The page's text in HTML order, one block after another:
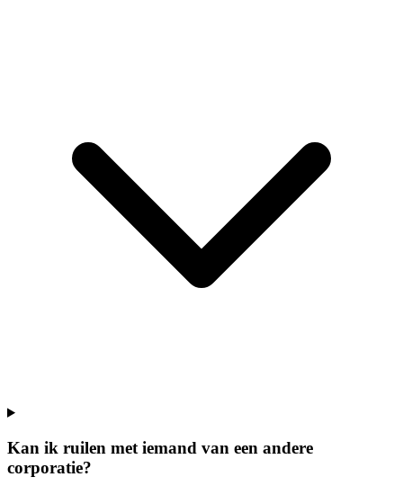
Kan ik ruilen met iemand van een andere
corporatie?